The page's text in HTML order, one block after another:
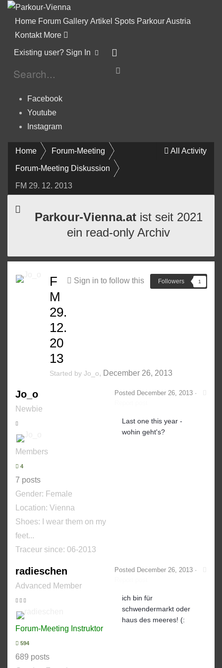
Home Forum Gallery Artikel Spots Parkour Austria
Kontakt More
Existing user? Sign In
Facebook
Youtube
Instagram
All Activity
Home Forum-Meeting
Forum-Meeting Diskussion
FM 29. 12. 2013
Parkour-Vienna.atist seit 2021
ein read-only Archiv
Sign in to follow this Followers 1
F
M
29.
12.
20
13
Started by Jo_o, December 26, 2013
Jo_o
Newbie
Members
4
7 posts
Gender: Female
Location: Vienna
Shoes:
I wear them on my
feet...
Traceur since: 06-2013
Posted December 26, 2013 ·
Last one this year -
wohin geht's?
radieschen
Advanced Member
Forum-Meeting Instruktor
594
689 posts
Posted December 26, 2013 ·
ich bin für
schwendermarkt oder
haus des meeres! (: